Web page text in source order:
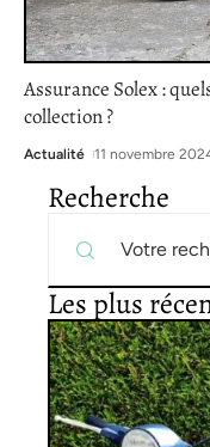
Assurance Solex :
collection ?
Actualité 11 novembre
Recherche
Les plus